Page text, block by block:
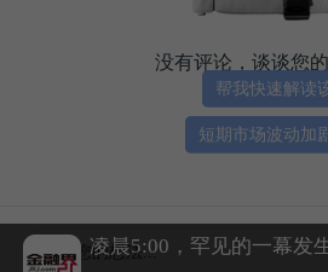
没有评论，谈谈您
谈谈您的想法...
帮我快速解读
短期市场波动加
A股头条：北京房地产新政来了！非京籍社保个税年限下调为一年；美国7月非农就业人数意外减少2.3万人 远不及市场预期 凌晨5:00，罕见的一幕发